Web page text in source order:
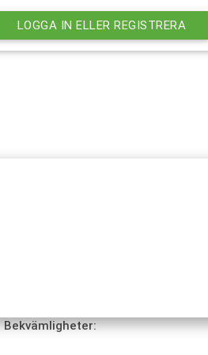
LOGGA IN ELLER REGISTRERA
Bekvämligheter: